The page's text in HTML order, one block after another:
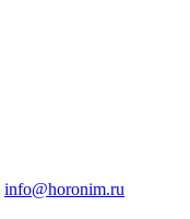
info@horonim.ru